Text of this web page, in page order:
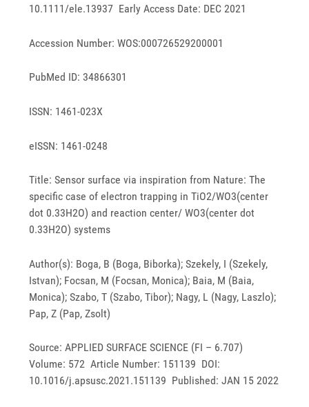
10.1111/ele.13937 Early Access Date: DEC 2021
Accession Number: WOS:000726529200001
PubMed ID: 34866301
ISSN: 1461-023X
eISSN: 1461-0248
Title: Sensor surface via inspiration from Nature: The
specific case of electron trapping in TiO2/WO3(center
dot 0.33H2O) and reaction center/ WO3(center dot
0.33H2O) systems
Author(s): Boga, B (Boga, Biborka); Szekely, I (Szekely,
Istvan); Focsan, M (Focsan, Monica); Baia, M (Baia,
Monica); Szabo, T (Szabo, Tibor); Nagy, L (Nagy, Laszlo);
Pap, Z (Pap, Zsolt)
Source: APPLIED SURFACE SCIENCE (FI – 6.707)
Volume: 572 Article Number: 151139 DOI:
10.1016/j.apsusc.2021.151139 Published: JAN 15 2022